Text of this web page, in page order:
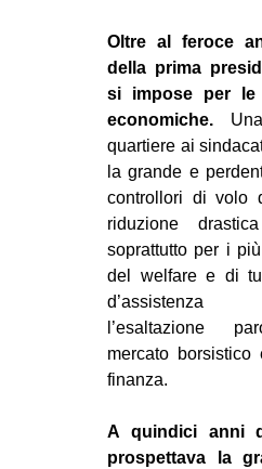
Oltre al feroce
della prima
si impose per le
economiche.
quartiere ai
la grande e
controllori di volo
riduzione
soprattutto per i
del welfare e di
l’esaltazione
mercato
finanza.
A quindici anni
prospettava la